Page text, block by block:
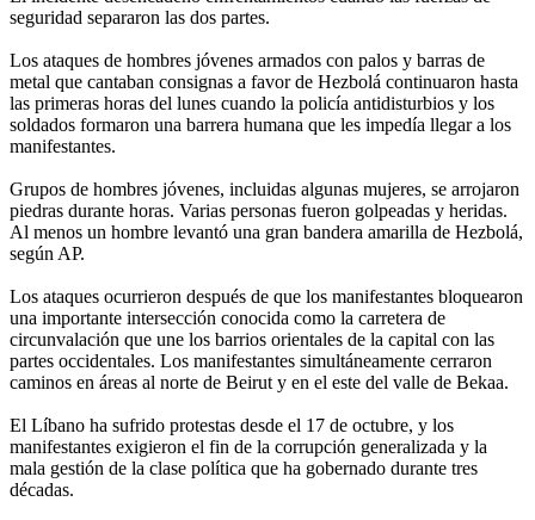
seguridad separaron las dos partes.
Los ataques de hombres jóvenes armados con palos y barras de
metal que cantaban consignas a favor de Hezbolá continuaron hasta
las primeras horas del lunes cuando la policía antidisturbios y los
soldados formaron una barrera humana que les impedía llegar a los
manifestantes.
Grupos de hombres jóvenes, incluidas algunas mujeres, se arrojaron
piedras durante horas. Varias personas fueron golpeadas y heridas.
Al menos un hombre levantó una gran bandera amarilla de Hezbolá,
según AP.
Los ataques ocurrieron después de que los manifestantes bloquearon
una importante intersección conocida como la carretera de
circunvalación que une los barrios orientales de la capital con las
partes occidentales. Los manifestantes simultáneamente cerraron
caminos en áreas al norte de Beirut y en el este del valle de Bekaa.
El Líbano ha sufrido protestas desde el 17 de octubre, y los
manifestantes exigieron el fin de la corrupción generalizada y la
mala gestión de la clase política que ha gobernado durante tres
décadas.